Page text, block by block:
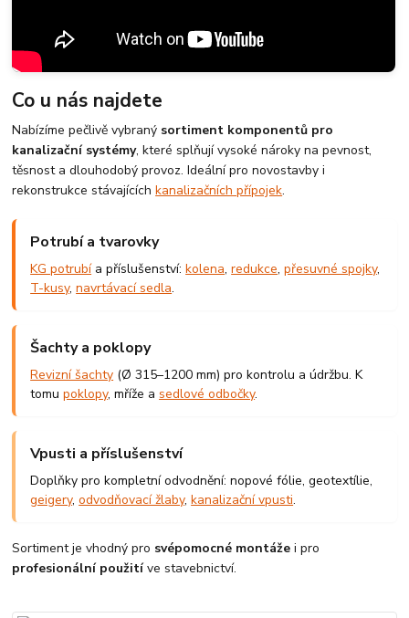
Co u nás najdete
Nabízíme pečlivě vybraný sortiment komponentů pro
kanalizační systémy, které splňují vysoké nároky na pevnost,
těsnost a dlouhodobý provoz. Ideální pro novostavby i
rekonstrukce stávajícíchkanalizačních přípojek.
Potrubí a tvarovky
KG potrubía příslušenství:kolena,redukce,přesuvné spojky,
T-kusy,navrtávací sedla.
Šachty a poklopy
Revizní šachty (Ø 315–1200 mm) pro kontrolu a údržbu. K
tomupoklopy, mříže asedlové odbočky.
Vpusti a příslušenství
Doplňky pro kompletní odvodnění: nopové fólie, geotextílie,
geigery,odvodňovací žlaby,kanalizační vpusti.
Sortiment je vhodný pro svépomocné montáže i pro
profesionální použitíve stavebnictví.